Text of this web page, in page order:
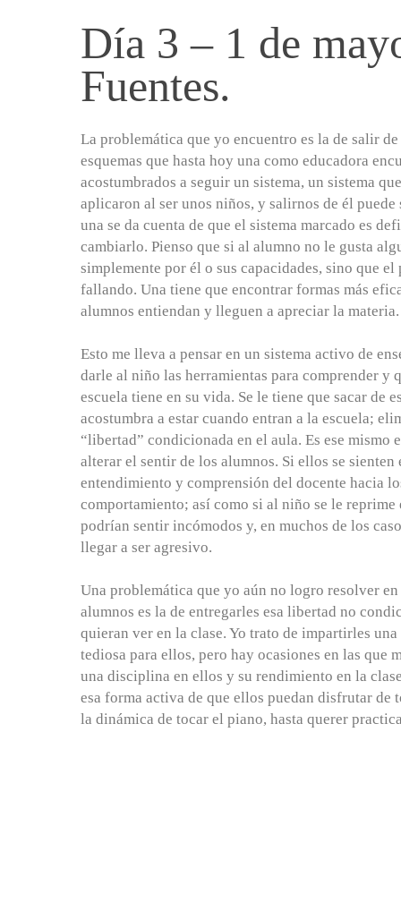
Día 3 – 1 de
Fuentes.
La problemática que yo encuentro es la de salir
esquemas que hasta hoy una como educadora
acostumbrados a seguir un sistema, un sistema
aplicaron al ser unos niños, y salirnos de él
una se da cuenta de que el sistema marcado es
cambiarlo. Pienso que si al alumno no le gusta
simplemente por él o sus capacidades, sino que
fallando. Una tiene que encontrar formas más
alumnos entiendan y lleguen a apreciar la materia.
Esto me lleva a pensar en un sistema activo de
darle al niño las herramientas para comprender y
escuela tiene en su vida. Se le tiene que sacar de
acostumbra a estar cuando entran a la escuela;
“libertad” condicionada en el aula. Es ese mismo
alterar el sentir de los alumnos. Si ellos se sienten
entendimiento y comprensión del docente hacia
comportamiento; así como si al niño se le reprime
podrían sentir incómodos y, en muchos de los
llegar a ser agresivo.
Una problemática que yo aún no logro resolver
alumnos es la de entregarles esa libertad no
quieran ver en la clase. Yo trato de impartirles
tediosa para ellos, pero hay ocasiones en las que
una disciplina en ellos y su rendimiento en la
esa forma activa de que ellos puedan disfrutar de
la dinámica de tocar el piano, hasta querer